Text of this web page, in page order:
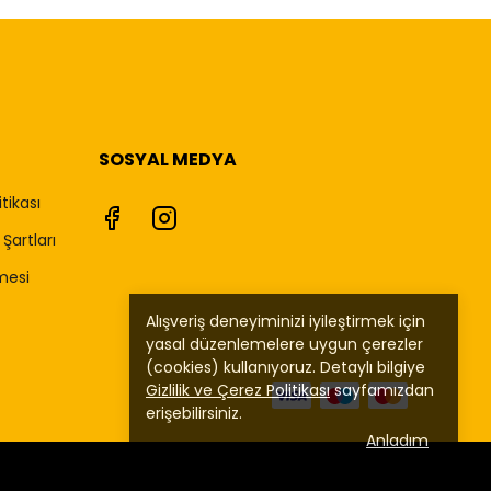
Alışveriş deneyiminizi iyileştirmek için
yasal düzenlemelere uygun çerezler
(cookies) kullanıyoruz. Detaylı bilgiye
Gizlilik ve Çerez Politikasısayfamızdan
erişebilirsiniz.
Anladım
SOSYAL MEDYA